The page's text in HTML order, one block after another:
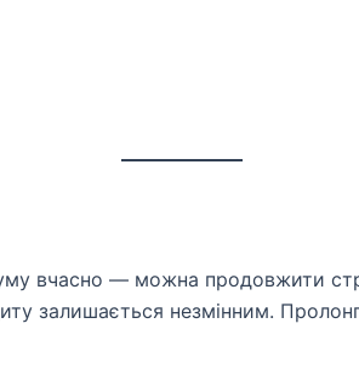
вчасно — можна продовжити
залишається незмінним.